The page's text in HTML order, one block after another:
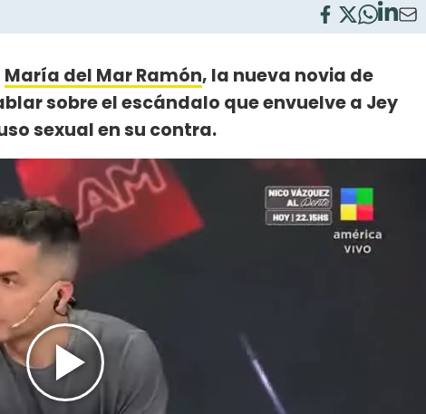
María del Mar Ramón, la nueva novia de
sobre el escándalo que envuelve a Jey
sexual en su contra.